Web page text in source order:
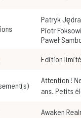
Patryk
Piotr
Paweł
Edition
Attention ! Ne convient pas aux enfants de moins de 3
ans. Petits
Awaken